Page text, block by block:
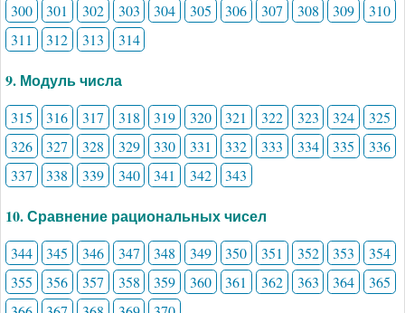
300
301 302 303 304 305 306 307 308 309
310
311
312 313 314
9. Модуль числа
315 316 317 318 319 320 321 322 323 324
325
326
327 328 329 330 331 332 333 334 335
336
337
338 339 340 341 342 343
10. Сравнение рациональных чисел
344 345 346 347 348 349 350 351 352 353
354
355
356 357 358 359 360 361 362 363 364
365